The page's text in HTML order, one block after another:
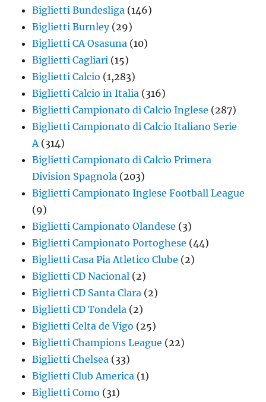
Biglietti Bundesliga (146)
Biglietti Burnley(29)
Biglietti CA Osasuna (10)
Biglietti Cagliari (15)
Biglietti Calcio (1,283)
Biglietti Calcio in Italia (316)
Biglietti Campionato di Calcio Inglese (287)
Biglietti Campionato di Calcio Italiano Serie
A (314)
Biglietti Campionato di Calcio Primera
Division Spagnola (203)
Biglietti Campionato Inglese Football League
(9)
Biglietti Campionato Olandese (3)
Biglietti Campionato Portoghese (44)
Biglietti Casa Pia Atletico Clube (2)
Biglietti CD Nacional (2)
Biglietti CD Santa Clara (2)
Biglietti CD Tondela (2)
Biglietti Celta de Vigo (25)
Biglietti Champions League (22)
Biglietti Chelsea (33)
Biglietti Club America (1)
Biglietti Como (31)